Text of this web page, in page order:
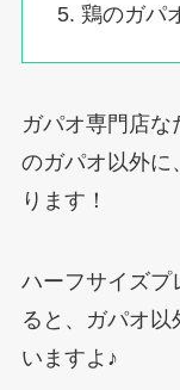
鶏のガパ
ガパオ専門店
のガパオ以外に
ります！
ハーフサイズプ
ると、ガパオ以
いますよ♪